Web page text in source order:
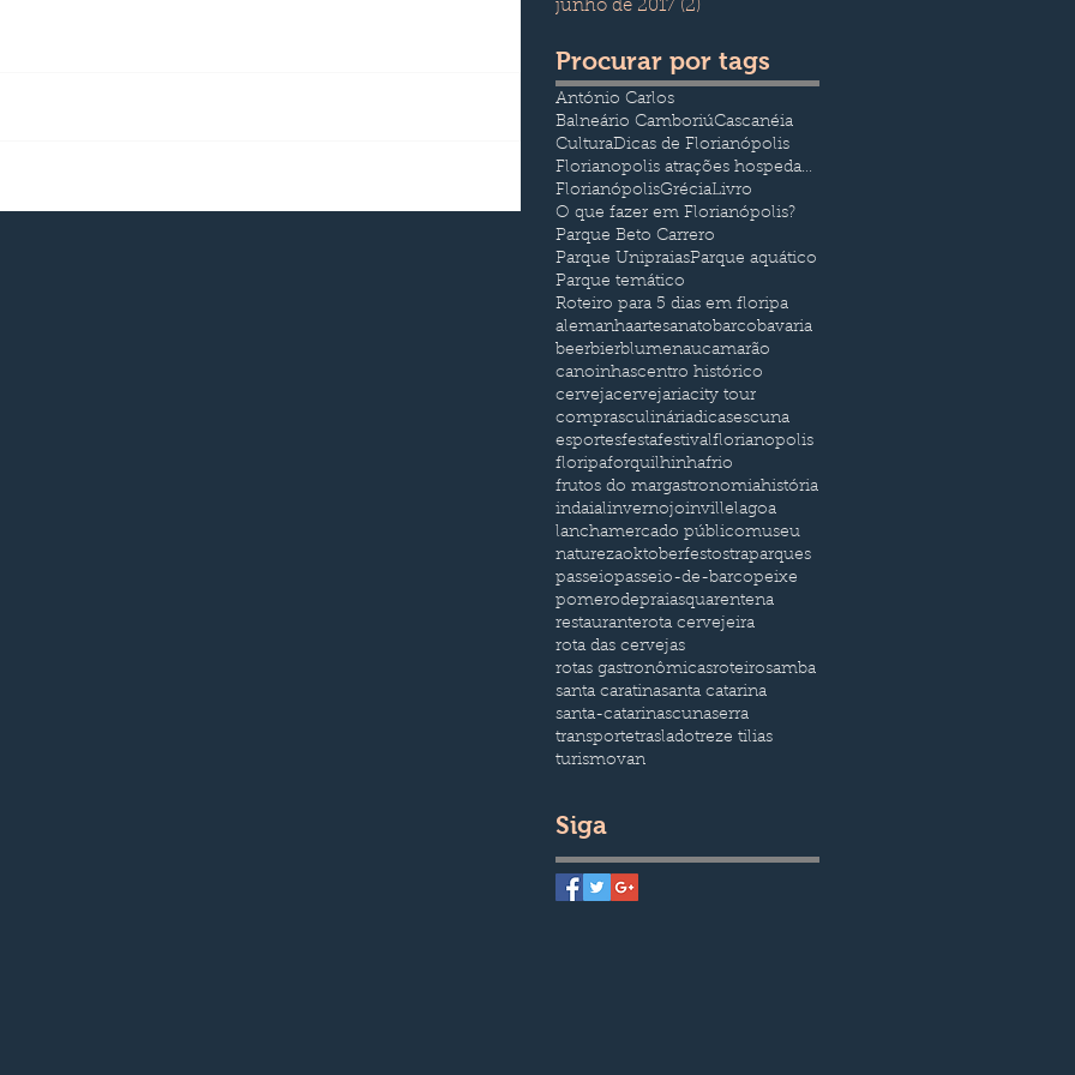
junho de 2017 (2)
Procurar por tags
António Carlos
Balneário CamboriúCascanéia
CulturaDicas de Florianópolis
Florianopolis atrações hospedagem e transporte
FlorianópolisGréciaLivro
O que fazer em Florianópolis?
Parque Beto Carrero
Parque UnipraiasParque aquático
Parque temático
Roteiro para 5 dias em floripa
alemanhaartesanato barco bavaria
beerbierblumenaucamarão
canoinhascentro histórico
cervejacervejariacity tour
comprasculináriadicasescuna
esportesfestafestivalflorianopolis
floripaforquilhinhafrio
frutos do margastronomiahistória
indaialinvernojoinvillelagoa
lanchamercado públicomuseu
naturezaoktoberfestostraparques
passeiopasseio-de-barcopeixe
pomerodepraiasquarentena
restauranterota cervejeira
rota das cervejas
rotas gastronômicasroteirosamba
santa caratinasanta catarina
santa-catarinascunaserra
transportetrasladotreze tilias
turismovan
Siga